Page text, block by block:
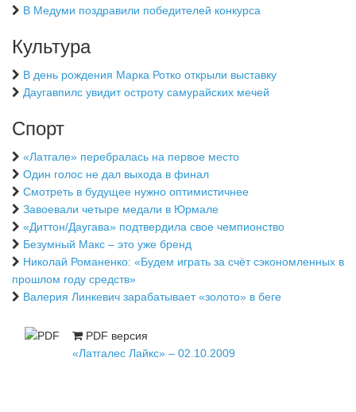
В Медуми поздравили победителей конкурса
Культура
В день рождения Марка Ротко открыли выставку
Даугавпилс увидит остроту самурайских мечей
Спорт
«Латгале» перебралась на первое место
Один голос не дал выхода в финал
Смотреть в будущее нужно оптимистичнее
Завоевали четыре медали в Юрмале
«Диттон/Даугава» подтвердила свое чемпионство
Безумный Макс – это уже бренд
Николай Романенко: «Будем играть за счёт сэкономленных в
прошлом году средств»
Валерия Линкевич зарабатывает «золото» в беге
PDF версия
«Латгалес Лайкс» – 02.10.2009